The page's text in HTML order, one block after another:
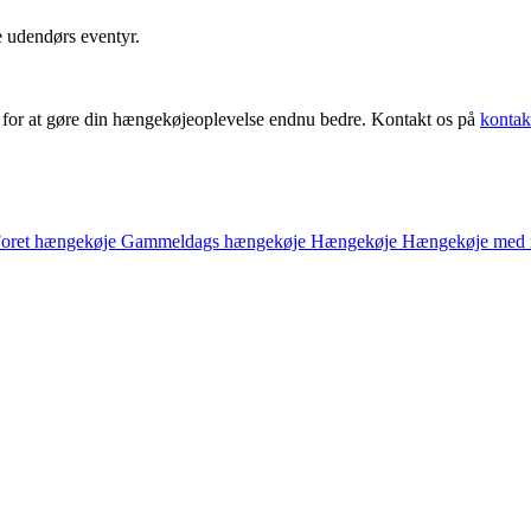
eventyr.
at gøre din hængekøjeoplevelse endnu bedre. Kontakt os på
hængekøje Gammeldags hængekøje Hængekøje Hængekøje med